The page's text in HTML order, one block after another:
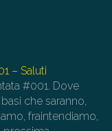
– Saluti
#001. Dove
che saranno,
fraintendiamo,